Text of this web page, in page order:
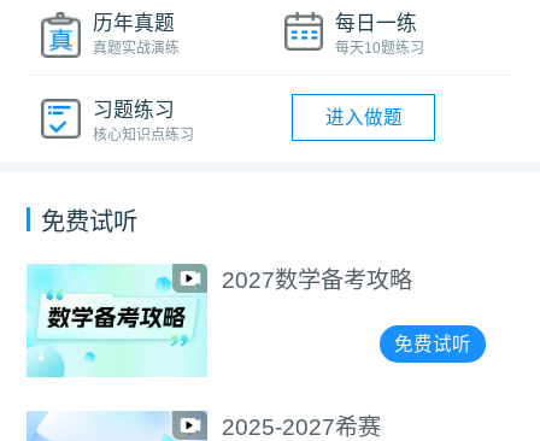
历年真题
真题实战演练
每日一练
每天10题练习
习题练习
核心知识点练习
进入做题
免费试听
2027数学备考攻略
免费试听
2025-2027希赛